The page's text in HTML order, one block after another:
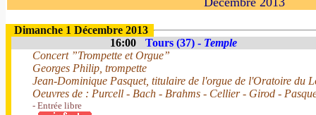
Dimanche 1 Décembre 2013
16:00
Tours (37) - Temple
Concert ”Trompette et Orgue”
Georges Philip, trompette
Jean-Dominique Pasquet, titulaire de l'orgue de l'Oratoire du
Oeuvres de : Purcell - Bach - Brahms - Cellier - Girod -
- Entrée libre